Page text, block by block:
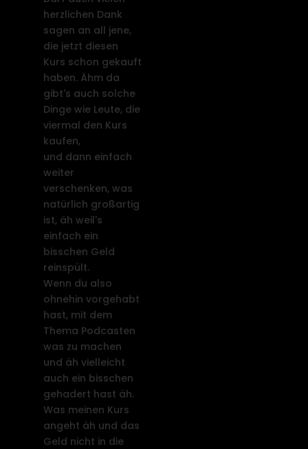
herzlichen Dank
sagen an all jene,
die jetzt diesen
Kurs schon gekauft
haben. Ähm da
gibt's auch solche
Dinge wie Leute, die
viermal den Kurs
kaufen,
und dann einfach
weiter
verschenken, was
natürlich großartig
ist, äh weil's
einfach ein
bisschen Geld
reinspült.
Wenn du also
ohnehin vorgehabt
hast, mit dem
Thema Podcasten
was zu machen
und äh vielleicht
auch ein bisschen
gehadert hast äh.
Was meinen Kurs
angeht äh und das
Geld nicht in die